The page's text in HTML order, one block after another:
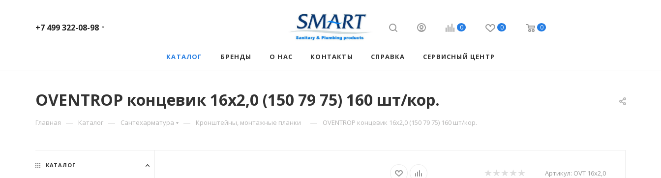
+7 499 322-08-98 0 0 0
КАТАЛОГ БРЕНДЫ О НАС КОНТАКТЫ СПРАВКА СЕРВИСНЫЙ ЦЕНТР
OVENTROP концевик 16х2,0 (150 79 75) 160 шт/кор.
Главная — Каталог — Сантехарматура — Кронштейны, монтажные планки — OVENTROP концевик 16х2,0 (150 79 75) 160 шт/кор.
Артикул: OVT 16x2,0
КАТАЛОГ